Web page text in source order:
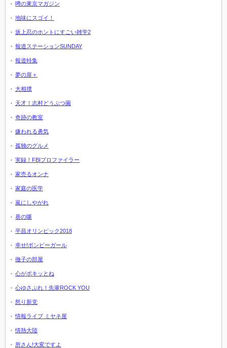
噂の東京マガジン
地味にスゴイ！
坂上忍のホントにすごい雑学2
報道ステーションSUNDAY
報道特集
夢の扉＋
大相撲
天才！志村どうぶつ園
奇跡の教室
嫌われる勇気
孤独のグルメ
実録！FBIプロファイラー
家売るオンナ
家庭の医学
嵐にしやがれ
巷の噺
平昌オリンピック2018
幸せ!ボンビーガール
徹子の部屋
心がポキッとね
心ゆさぶれ！先輩ROCK YOU
怒り新党
情報ライブ ミヤネ屋
情熱大陸
所さん!大変ですよ